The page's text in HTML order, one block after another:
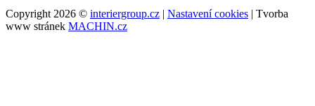
Copyright 2026 © interiergroup.cz | Nastavení cookies | Tvorba
www stránek MACHIN.cz